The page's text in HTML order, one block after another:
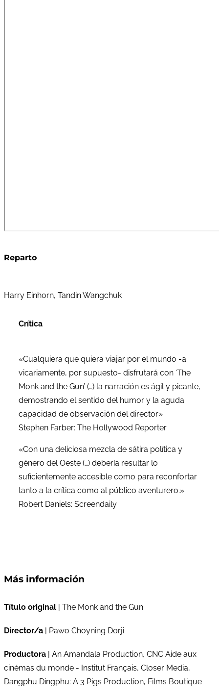
Reparto
Harry Einhorn, Tandin Wangchuk
Crítica
«Cualquiera que quiera viajar por el mundo -a
vicariamente, por supuesto- disfrutará con ‘The
Monk and the Gun’ (…) la narración es ágil y picante,
demostrando el sentido del humor y la aguda
capacidad de observación del director»
Stephen Farber: The Hollywood Reporter
«Con una deliciosa mezcla de sátira política y
género del Oeste (…) debería resultar lo
suficientemente accesible como para reconfortar
tanto a la crítica como al público aventurero.»
Robert Daniels: Screendaily
Más información
Título original | The Monk and the Gun
Director/a | Pawo Choyning Dorji
Productora | An Amandala Production, CNC Aide aux
cinémas du monde - Institut Français, Closer Media,
Dangphu Dingphu: A 3 Pigs Production, Films Boutique